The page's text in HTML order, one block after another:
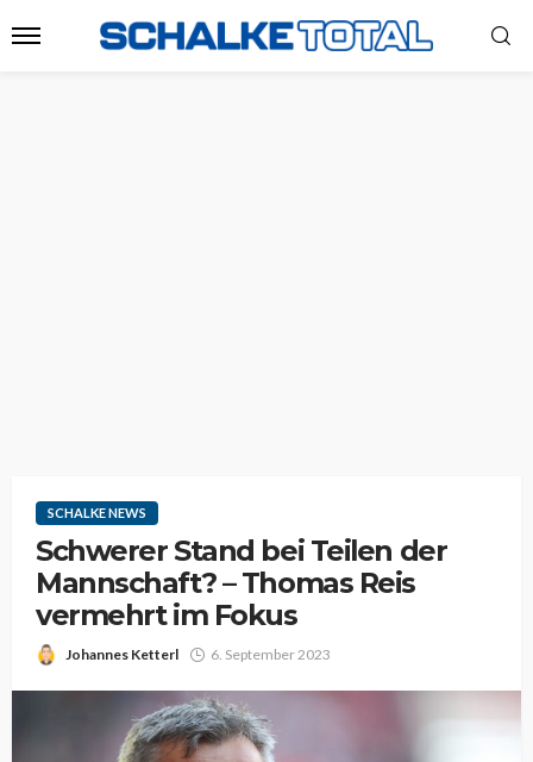
SCHALKE NEWS
Schwerer Stand bei Teilen der
Mannschaft? – Thomas Reis
vermehrt im Fokus
Johannes Ketterl 6. September 2023